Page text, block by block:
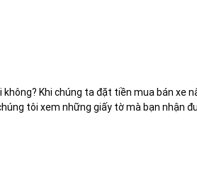
Khi chúng ta đặt tiền mua bán xe
tôi xem những giấy tờ mà bạn nhận